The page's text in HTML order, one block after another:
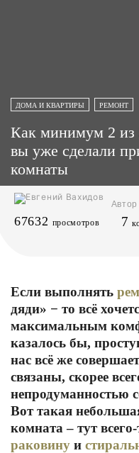
ДОМА И КВАРТИРЫ РЕМОНТ
Как минимум 2 из
вы уже сделали
комнаты
Автор
67632 просмотров 7
Если выполнять
дяди» − то всё
максимальным
казалось бы,
нас всё же
связаны, скорее
непродуманностью
Вот такая
комната – тут
раковину и